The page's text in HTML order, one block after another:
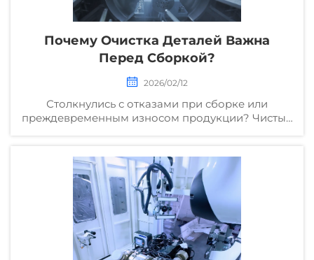
Почему Очистка Деталей Важна
Перед Сборкой?
2026/02/12
Столкнулись с отказами при сборке или
преждевременным износом продукции? Чистые
количество отзывов на 30 % и более. Узнайте о
проверенных промышленных решениях для
очистки уже сегодня.